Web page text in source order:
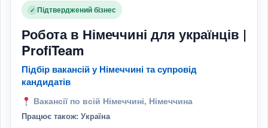
✓ Підтверджений бізнес
Робота в Німеччині для українців |
ProfiTeam
Підбір вакансій у Німеччині та супровід
кандидатів
Вакансії по всій Німеччині, Німеччина
Працює також: Україна